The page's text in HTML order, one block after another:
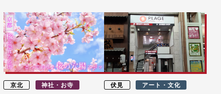
京北 神社・お寺 伏見 アート・文化